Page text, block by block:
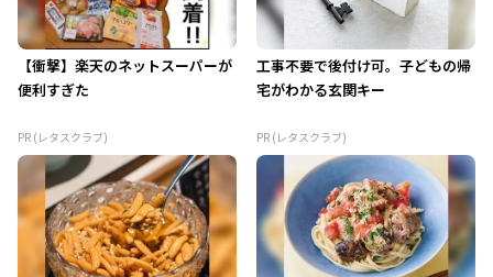
【衝撃】楽天のネットスーパーが
便利すぎた
PR (レタスクラブ)
工事不要で後付け可。子どもの帰
宅がわかる玄関キー
PR (レタスクラブ)